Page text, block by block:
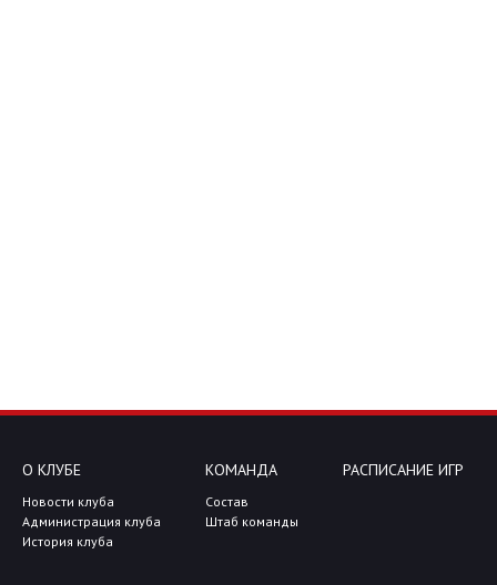
О КЛУБЕ
Новости клуба
Администрация клуба
История клуба
КОМАНДА
Состав
Штаб команды
РАСПИСАНИЕ ИГР